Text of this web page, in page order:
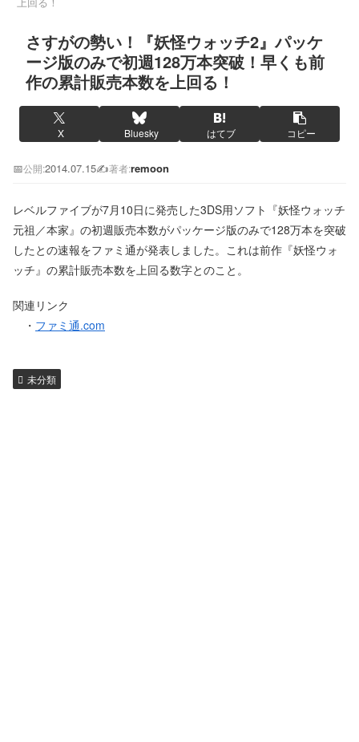
さすがの勢い！『妖怪ウォッチ2』パッケ
ージ版のみで初週128万本突破！早くも前
作の累計販売本数を上回る！
X Bluesky はてブ コピー
📅公開:2014.07.15✍️著者:remoon
レベルファイブが7月10日に発売した3DS用ソフト『妖怪ウォッチ
元祖／本家』の初週販売本数がパッケージ版のみで128万本を突破
したとの速報をファミ通が発表しました。これは前作『妖怪ウォ
ッチ』の累計販売本数を上回る数字とのこと。
関連リンク
・ ファミ通.com
未分類